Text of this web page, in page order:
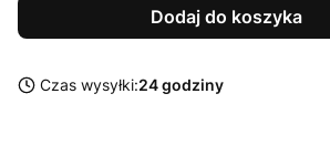
Dodaj do koszyka
Czas wysyłki:24 godziny